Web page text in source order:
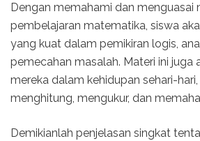
Dengan memahami dan menguasai
pembelajaran matematika, siswa
yang kuat dalam pemikiran logis,
pemecahan masalah. Materi ini juga
mereka dalam kehidupan sehari-
menghitung, mengukur, dan
Demikianlah penjelasan singkat